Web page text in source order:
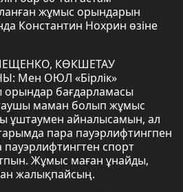
жұмыс орындарын
Константин Нохрин өзіне
КӨКШЕТАУ
Мен ОЮЛ «Бірлік»
бағдарламасы
маман болып жұмыс
ұштаумен айналысамын, ал
пара пауэрлифтингпен
спорт
Жұмыс маған ұнайды,
жалықпайсың.